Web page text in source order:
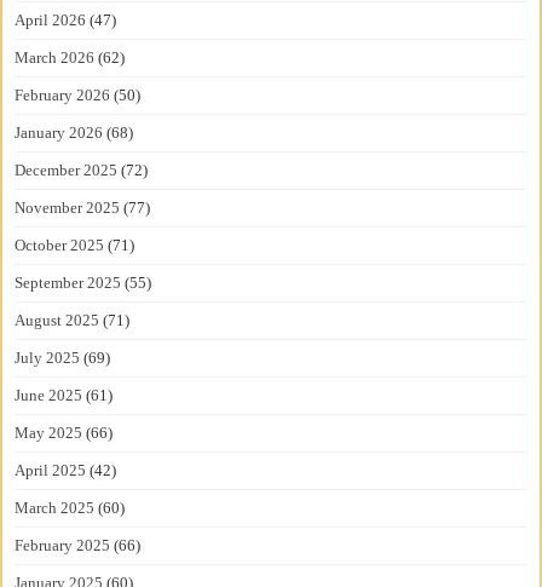
April 2026 (47)
March 2026 (62)
February 2026 (50)
January 2026 (68)
December 2025 (72)
November 2025 (77)
October 2025 (71)
September 2025 (55)
August 2025 (71)
July 2025 (69)
June 2025 (61)
May 2025 (66)
April 2025 (42)
March 2025 (60)
February 2025 (66)
January 2025 (60)